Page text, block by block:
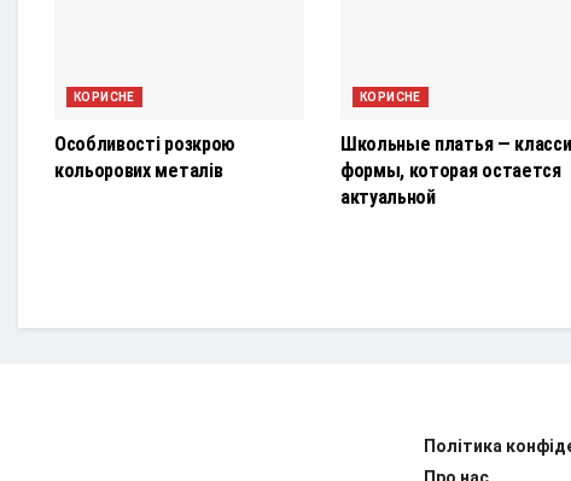
КОРИСНЕ
Особливості розкрою
кольорових металів
КОРИСНЕ
Школьные платья —
формы, которая остается
актуальной
Політика